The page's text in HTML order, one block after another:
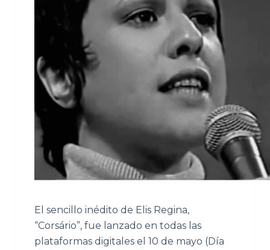
El sencillo inédito de Elis Regina,
“Corsário”, fue lanzado en todas las
plataformas digitales el 10 de mayo (Día